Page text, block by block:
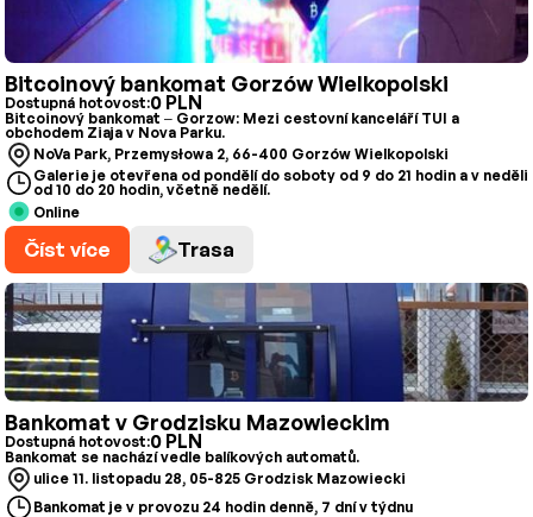
Bitcoinový bankomat Gorzów Wielkopolski
Dostupná hotovost:0 PLN
Bitcoinový bankomat – Gorzow: Mezi cestovní kanceláří TUI a
obchodem Ziaja v Nova Parku.
NoVa Park, Przemysłowa 2, 66-400 Gorzów Wielkopolski
Galerie je otevřena od pondělí do soboty od 9 do 21 hodin a v neděli
od 10 do 20 hodin, včetně nedělí.
Online
Číst více Trasa
Bankomat v Grodzisku Mazowieckim
Dostupná hotovost:0 PLN
Bankomat se nachází vedle balíkových automatů.
ulice 11. listopadu 28, 05-825 Grodzisk Mazowiecki
Bankomat je v provozu 24 hodin denně, 7 dní v týdnu